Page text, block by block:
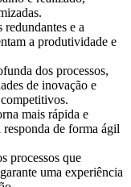
e a
a produtividade e
dos processos,
de inovação e
mais rápida e
responda de forma ágil
processos que
uma experiência